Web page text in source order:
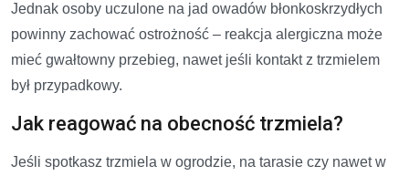
Jednak osoby uczulone na jad owadów błonkoskrzydłych
powinny zachować ostrożność – reakcja alergiczna może
mieć gwałtowny przebieg, nawet jeśli kontakt z trzmielem
był przypadkowy.
Jak reagować na obecność trzmiela?
Jeśli spotkasz trzmiela w ogrodzie, na tarasie czy nawet w